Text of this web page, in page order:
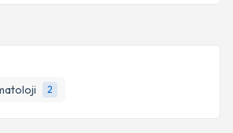
2